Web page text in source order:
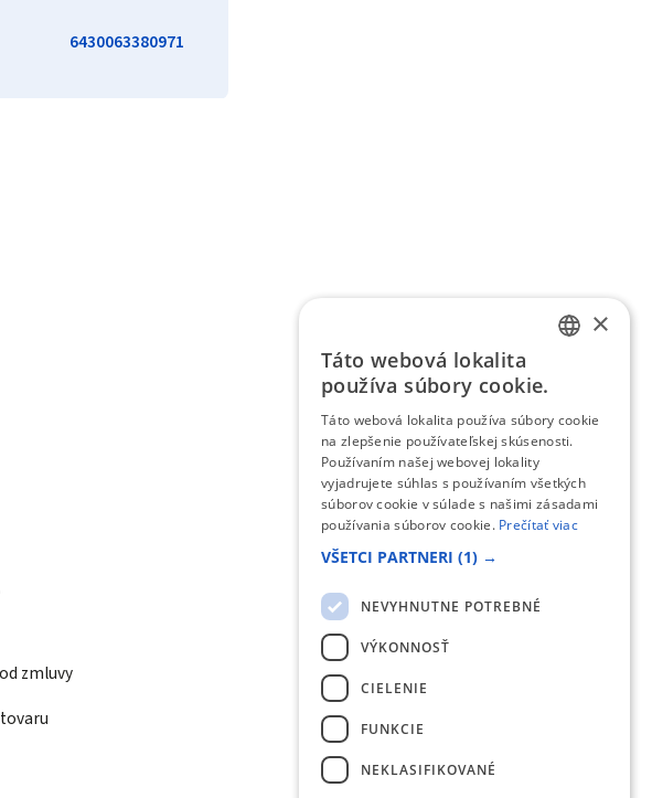
6430063380971
zmluvy
×
Táto webová lokalita
používa súbory cookie.
Táto webová lokalita používa súbory cookie
na zlepšenie používateľskej skúsenosti.
Používaním našej webovej lokality
vyjadrujete súhlas s používaním všetkých
súborov cookie v súlade s našimi zásadami
používania súborov cookie. Prečítať viac
VŠETCI PARTNERI (1) →
NEVYHNUTNE POTREBNÉ
VÝKONNOSŤ
CIELENIE
FUNKCIE
NEKLASIFIKOVANÉ